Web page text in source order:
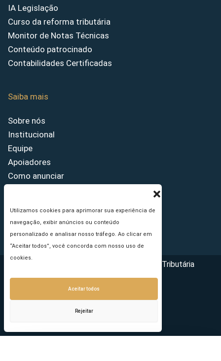
Utilizamos cookies para aprimorar sua experiência de
navegação, exibir anúncios ou conteúdo
personalizado e analisar nosso tráfego. Ao clicar em
“Aceitar todos”, você concorda com nosso uso de
cookies.
Aceitar todos
Rejeitar
IA Legislação
Curso da reforma tributária
Monitor de Notas Técnicas
Conteúdo patrocinado
Contabilidades Certificadas
Saiba mais
Sobre nós
Institucional
Equipe
Apoiadores
Como anunciar
Princípios Editoriais
Copyright © 2026 - Portal da Reforma Tributária